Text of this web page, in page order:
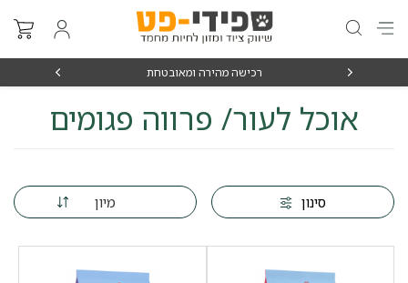
רכישה מהירה ומאובטחת
אוכל לעור/ פרווה פגומים
סינון מיון